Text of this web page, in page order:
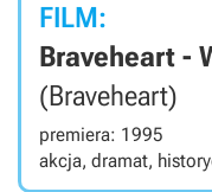
FILM:
Braveheart -
(Braveheart)
premiera: 1995
akcja, dramat,